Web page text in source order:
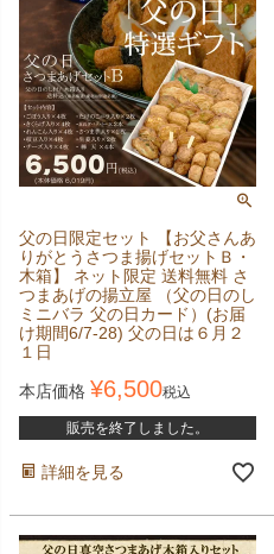
父の日限定セット 【お父さんあ
りがとうさつま揚げセットＢ・
木箱】 ネット限定 送料無料 さ
つまあげの揚立屋 （父の日のし
ミニバラ 父の日カード）(お届
け期間6/7-28) 父の日は６月２
１日
本店価格 ¥6,500税込
販売を終了しました。
詳細を見る